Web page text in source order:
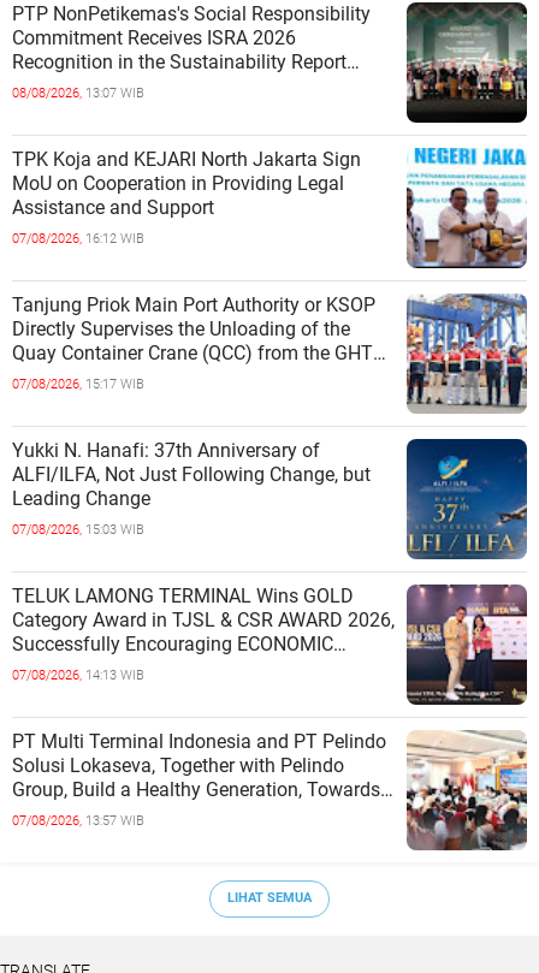
PTP NonPetikemas's Social Responsibility
Commitment Receives ISRA 2026
Recognition in the Sustainability Report
Category
08/08/2026, 13:07 WIB
TPK Koja and KEJARI North Jakarta Sign
MoU on Cooperation in Providing Legal
Assistance and Support
07/08/2026, 16:12 WIB
Tanjung Priok Main Port Authority or KSOP
Directly Supervises the Unloading of the
Quay Container Crane (QCC) from the GHT
Marimas Ship at the North J
07/08/2026, 15:17 WIB
Yukki N. Hanafi: 37th Anniversary of
ALFI/ILFA, Not Just Following Change, but
Leading Change
07/08/2026, 15:03 WIB
TELUK LAMONG TERMINAL Wins GOLD
Category Award in TJSL & CSR AWARD 2026,
Successfully Encouraging ECONOMIC
INDEPENDENCE OF COASTAL
07/08/2026, 14:13 WIB
PT Multi Terminal Indonesia and PT Pelindo
Solusi Lokaseva, Together with Pelindo
Group, Build a Healthy Generation, Towards
a Golden Indonesia
07/08/2026, 13:57 WIB
LIHAT SEMUA